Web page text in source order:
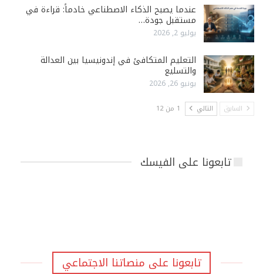
عندما يصبح الذكاء الاصطناعي خادماً: قراءة في
مستقبل جودة…
يوليو 2, 2026
التعليم المتكافئ في إندونيسيا بين العدالة
والتسليع
يونيو 26, 2026
السابق التالي 1 من 12
تابعونا على الفيسك
تابعونا على منصاتنا الاجتماعي